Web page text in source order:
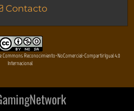
Contacto
Commons Reconocimiento-NoComercial-CompartirIgual 4.0
Internacional